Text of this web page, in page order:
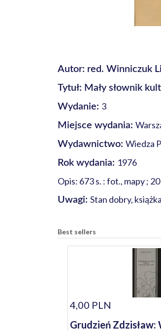
Autor: red. Winniczuk
Tytuł: Mały słownik
Wydanie: 3
Miejsce wydania:
Wydawnictwo: Wiedza
Rok wydania: 1976
Opis: 673 s. : fot., mapy ;
Uwagi: Stan dobry,
Best sellers
4,00 PLN
Grudzień Zdzisław: